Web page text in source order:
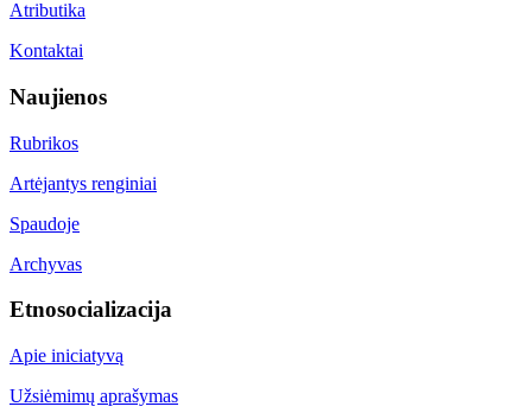
Atributika
Kontaktai
Naujienos
Rubrikos
Artėjantys renginiai
Spaudoje
Archyvas
Etnosocializacija
Apie iniciatyvą
Užsiėmimų aprašymas